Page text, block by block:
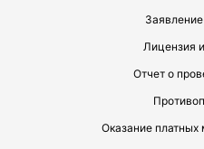
Лицензия
Отчет о
Оказание платных